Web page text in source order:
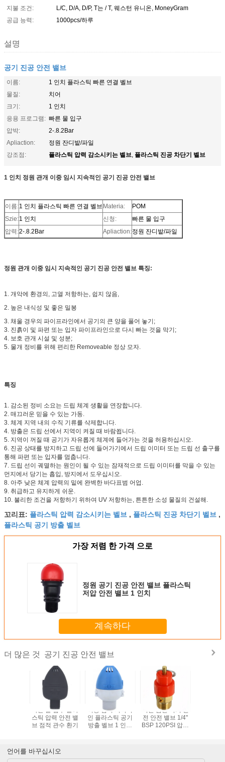
지불 조건:
L/C, D/A, D/P, T는 / T, 웨스턴 유니온, MoneyGram
공급 능력:
1000pcs/하루
설명
공기 진공 안전 밸브
이름:
1 인치 플라스틱 빠른 연결 벨브
물질:
치어
크기:
1 인치
응용 프로그램: 빠른 물 입구
압박:
2-.8.2Bar
Apliaction:
정원 잔디밭/파일
강조점:
플라스틱 압력 감소시키는 벨브, 플라스틱 진공 차단기 벨브
1 인치 정원 관개 이중 임시 지속적인 공기 진공 안전 밸브
이름:1 인치 플라스틱 빠른 연결 벨브 Materia:
POM
Szie:1 인치 신청:
빠른 물 입구
압력:2-.8.2Bar Apliaction:정원 잔디밭/파일
정원 관개 이중 임시 지속적인 공기 진공 안전 밸브 특징:
1. 개악에 환경의, 고열 저항하는, 쉽지 않음,
2. 높은 내식성 및 좋은 밀봉
3. 채울 경우의 파이프라인에서 공기의 큰 양을 풀어 놓기;
3. 진흙이 및 파편 또는 입자 파이프라인으로 다시 빠는 것을 막기;
4. 보호 관개 시설 및 성분;
5. 물개 정비를 위해 편리한 Removeable 정상 모자.
특징
1. 감소된 정비 소요는 드립 체계 생활을 연장합니다.
2. 매끄러운 믿을 수 있는 가동.
3. 체계 지역 내의 수직 기류를 삭제합니다.
4. 방출은 드립 선에서 지역이 켜질 때 바람쐽니다.
5. 지역이 꺼질 때 공기가 자유롭게 체계에 들어가는 것을 허용하십시오.
6. 진공 상태를 방지하고 드립 선에 들어가기에서 드립 이미터 또는 드립 선 출구를
통해 파편 또는 입자를 멈춥니다.
7. 드립 선이 궤멸하는 원인이 될 수 있는 잠재적으로 드립 이미터를 막을 수 있는
먼지에서 당기는 흡입, 방지에서 도우십시오.
8. 아주 낮은 체계 압력의 밑에 완벽한 바다표범 어업.
9. 취급하고 유지하게 쉬운.
10. 불리한 조건을 저항하기 위하여 UV 저항하는, 튼튼한 소성 물질의 건설해.
꼬리표: 플라스틱 압력 감소시키는 벨브 , 플라스틱 진공 차단기 벨브 ,
플라스틱 공기 방출 벨브
가장 저렴 한 가격 으로
정원 공기 진공 안전 밸브 플라스틱
저압 안전 밸브 1 인치
계속하다
더 많은 것 공기 진공 안전 밸브
빠른 물 입구 플라
스틱 압력 안전 밸
브 점적 관수 환기
이중 임시 지속적
인 플라스틱 공기
방출 벨브 1 인치
작은 금관 악기 안
전 안전 밸브 1/4"
BSP 120PSI 압력
언어를 바꾸십시오